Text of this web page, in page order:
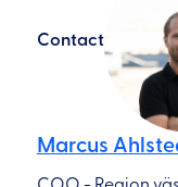
Contact
Marcus